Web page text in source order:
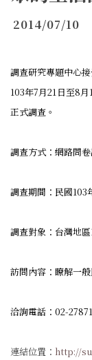
2014/07/10
調查研究專題中心
103年7月21日至8月
正式調查 。
調查方式：網路問
調查期間： 民國103
調查對象：台灣地
訪問內容： 瞭解一
洽詢電話：02-
連結位置： http://